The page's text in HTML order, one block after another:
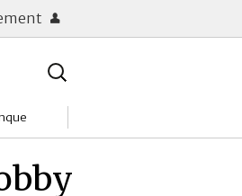
Rechercher